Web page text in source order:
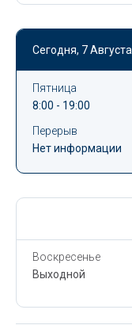
Сегодня, 7 Августа
Пятница
8:00 - 19:00
Перерыв
Нет информации
Воскресенье
Выходной